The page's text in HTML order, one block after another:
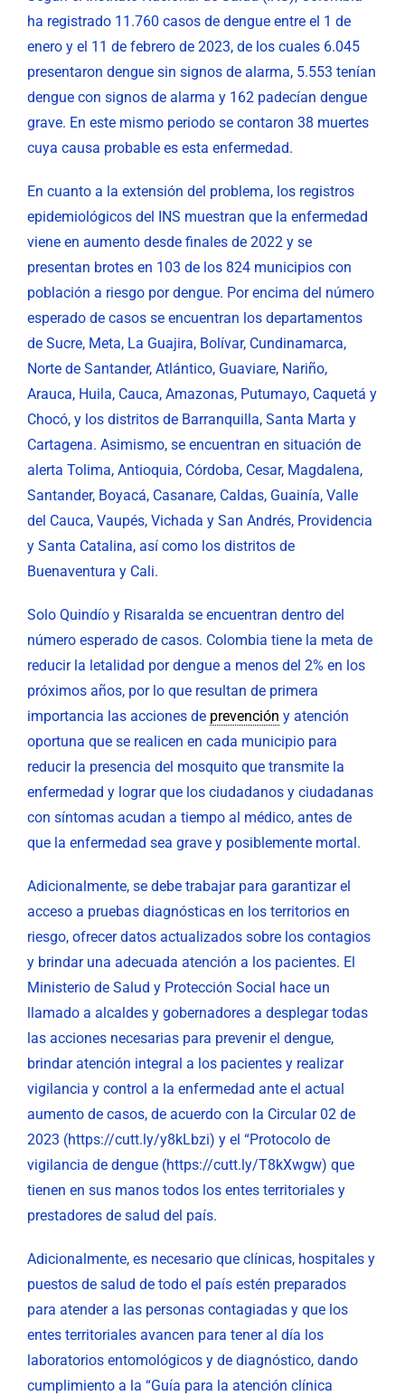
ha registrado 11.760 casos de dengue entre el 1 de
enero y el 11 de febrero de 2023, de los cuales 6.045
presentaron dengue sin signos de alarma, 5.553 tenían
dengue con signos de alarma y 162 padecían dengue
grave. En este mismo periodo se contaron 38 muertes
cuya causa probable es esta enfermedad.
En cuanto a la extensión del problema, los registros
epidemiológicos del INS muestran que la enfermedad
viene en aumento desde finales de 2022 y se
presentan brotes en 103 de los 824 municipios con
población a riesgo por dengue. Por encima del número
esperado de casos se encuentran los departamentos
de Sucre, Meta, La Guajira, Bolívar, Cundinamarca,
Norte de Santander, Atlántico, Guaviare, Nariño,
Arauca, Huila, Cauca, Amazonas, Putumayo, Caquetá y
Chocó, y los distritos de Barranquilla, Santa Marta y
Cartagena. Asimismo, se encuentran en situación de
alerta Tolima, Antioquia, Córdoba, Cesar, Magdalena,
Santander, Boyacá, Casanare, Caldas, Guainía, Valle
del Cauca, Vaupés, Vichada y San Andrés, Providencia
y Santa Catalina, así como los distritos de
Buenaventura y Cali.
Solo Quindío y Risaralda se encuentran dentro del
número esperado de casos. Colombia tiene la meta de
reducir la letalidad por dengue a menos del 2% en los
próximos años, por lo que resultan de primera
importancia las acciones de prevención y atención
oportuna que se realicen en cada municipio para
reducir la presencia del mosquito que transmite la
enfermedad y lograr que los ciudadanos y ciudadanas
con síntomas acudan a tiempo al médico, antes de
que la enfermedad sea grave y posiblemente mortal.
Adicionalmente, se debe trabajar para garantizar el
acceso a pruebas diagnósticas en los territorios en
riesgo, ofrecer datos actualizados sobre los contagios
y brindar una adecuada atención a los pacientes. El
Ministerio de Salud y Protección Social hace un
llamado a alcaldes y gobernadores a desplegar todas
las acciones necesarias para prevenir el dengue,
brindar atención integral a los pacientes y realizar
vigilancia y control a la enfermedad ante el actual
aumento de casos, de acuerdo con la Circular 02 de
2023 (https://cutt.ly/y8kLbzi) y el “Protocolo de
vigilancia de dengue (https://cutt.ly/T8kXwgw) que
tienen en sus manos todos los entes territoriales y
prestadores de salud del país.
Adicionalmente, es necesario que clínicas, hospitales y
puestos de salud de todo el país estén preparados
para atender a las personas contagiadas y que los
entes territoriales avancen para tener al día los
laboratorios entomológicos y de diagnóstico, dando
cumplimiento a la “Guía para la atención clínica